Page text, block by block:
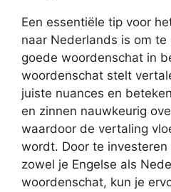
Een essentiële tip voor
naar Nederlands is om te
goede woordenschat in
woordenschat stelt
juiste nuances en
en zinnen nauwkeurig
waardoor de vertaling
wordt. Door te
zowel je Engelse als
woordenschat, kun je